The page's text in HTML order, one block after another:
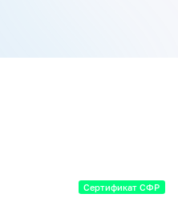
Сертификат СФР